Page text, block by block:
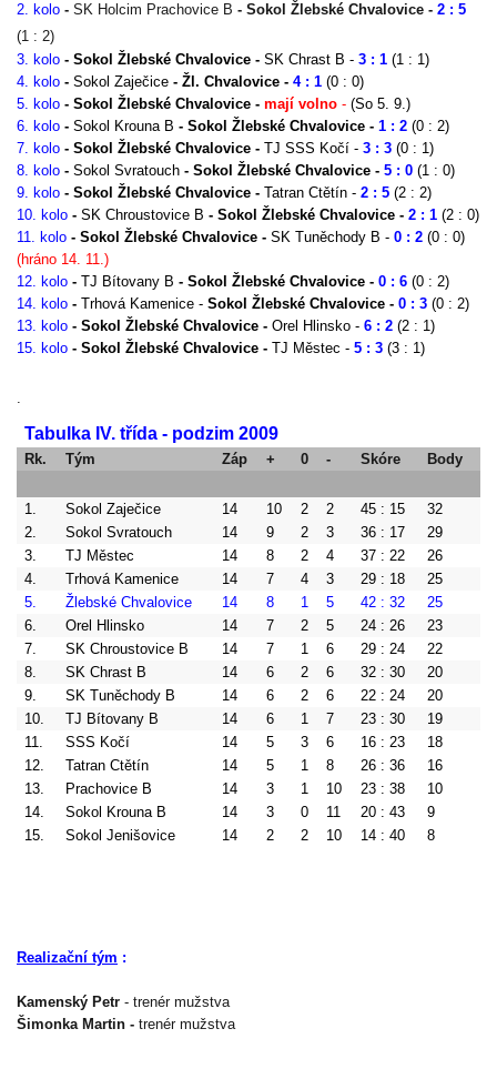
2. kolo - SK Holcim Prachovice B - Sokol Žlebské Chvalovice - 2 : 5
(1 : 2)
3. kolo - Sokol Žlebské Chvalovice - SK Chrast B - 3 : 1 (1 : 1)
4. kolo - Sokol Zaječice - Žl. Chvalovice - 4 : 1 (0 : 0)
5. kolo - Sokol Žlebské Chvalovice - mají volno - (So 5. 9.)
6. kolo - Sokol Krouna B - Sokol Žlebské Chvalovice - 1 : 2 (0 : 2)
7. kolo - Sokol Žlebské Chvalovice - TJ SSS Kočí - 3 : 3 (0 : 1)
8. kolo - Sokol Svratouch - Sokol Žlebské Chvalovice - 5 : 0 (1 : 0)
9. kolo - Sokol Žlebské Chvalovice - Tatran Ctětín - 2 : 5 (2 : 2)
10. kolo - SK Chroustovice B - Sokol Žlebské Chvalovice - 2 : 1 (2 : 0)
11. kolo - Sokol Žlebské Chvalovice - SK Tuněchody B - 0 : 2 (0 : 0)
(hráno 14. 11.)
12. kolo - TJ Bítovany B - Sokol Žlebské Chvalovice - 0 : 6 (0 : 2)
14. kolo - Trhová Kamenice - Sokol Žlebské Chvalovice - 0 : 3 (0 : 2)
13. kolo - Sokol Žlebské Chvalovice - Orel Hlinsko - 6 : 2 (2 : 1)
15. kolo - Sokol Žlebské Chvalovice - TJ Městec - 5 : 3 (3 : 1)
.
Tabulka IV. třída - podzim 2009
Rk. Tým Záp + 0 - Skóre Body
1. Sokol Zaječice 14 10 2 2 45 : 15 32
2.
Sokol Svratouch 14 9 2 3 36 : 17 29
3.
TJ Městec 14 8 2 4 37 : 22 26
4.
Trhová Kamenice 14 7 4 3 29 : 18 25
5.
Žlebské Chvalovice 14 8 1 5 42 : 32 25
6.
Orel Hlinsko 14 7 2 5 24 : 26 23
7.
SK Chroustovice B 14 7 1 6 29 : 24 22
8.
SK Chrast B 14 6 2 6 32 : 30 20
9.
SK Tuněchody B 14 6 2 6 22 : 24 20
10.
TJ Bítovany B 14 6 1 7 23 : 30 19
11.
SSS Kočí 14 5 3 6 16 : 23 18
12.
Tatran Ctětín 14 5 1 8 26 : 36 16
13.
Prachovice B 14 3 1 10 23 : 38 10
14.
Sokol Krouna B 14 3 0 11 20 : 43 9
15.
Sokol Jenišovice 14 2 2 10 14 : 40 8
Realizační tým :
Kamenský Petr - trenér mužstva
Šimonka Martin - trenér mužstva